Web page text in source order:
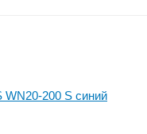
WN20-200 S синий